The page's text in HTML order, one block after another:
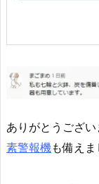
ありがとうござ
素警報機も備えま